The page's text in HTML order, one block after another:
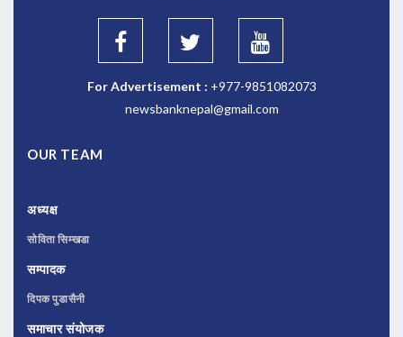
For Advertisement : +977-9851082073
newsbanknepal@gmail.com
OUR TEAM
अध्यक्ष
सोविता सिम्खडा
सम्पादक
दिपक पुडासैनी
समाचार संयोजक